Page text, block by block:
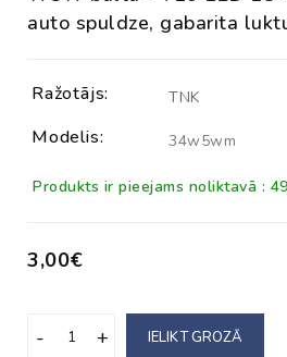
auto spuldze, gabarita
Ražotājs: TNK
Modelis: 34w5wm
Produkts ir pieejams noliktavā : 49
3,00€
IELIKT GROZĀ